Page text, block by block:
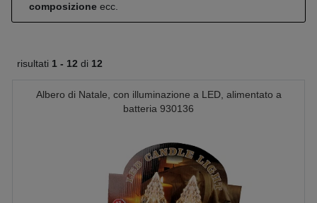
composizione ecc.
risultati 1 - 12 di 12
Albero di Natale, con illuminazione a LED, alimentato a
batteria 930136